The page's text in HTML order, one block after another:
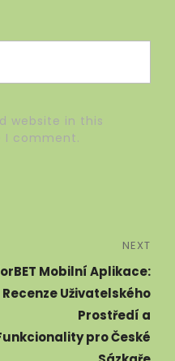
website in this
I comment.
NEXT
Mobilní Aplikace:
Recenze Uživatelského
Prostředí a
pro České